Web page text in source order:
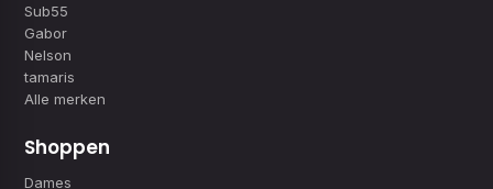
Sub55
Gabor
Nelson
tamaris
Alle merken
Shoppen
Dames